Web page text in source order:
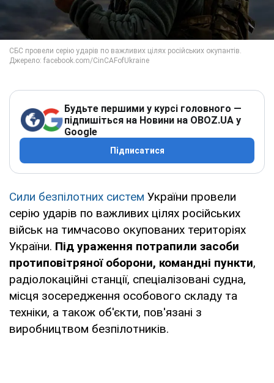
Будьте першими у курсі головного —
підпишіться на Новини на OBOZ.UA у
Google
Підписатися
Сили безпілотних систем України провели
серію ударів по важливих цілях російських
військ на тимчасово окупованих територіях
України. Під ураження потрапили засоби
протиповітряної оборони, командні пункти,
радіолокаційні станції, спеціалізовані судна,
місця зосередження особового складу та
техніки, а також об'єкти, пов'язані з
виробництвом безпілотників.